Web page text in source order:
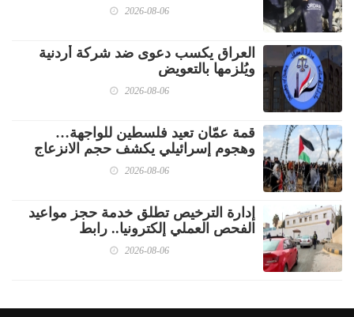
2026-08-06
العراق يكسب دعوى ضد شركة أردنية
ويُلزمها بالتعويض
2026-08-06
قمة عمّان تعيد فلسطين للواجهة…
وهجوم إسرائيلي يكشف حجم الانزعاج
2026-08-06
إدارة الترخيص تطلق خدمة حجز مواعيد
الفحص العملي إلكترونيا.. رابط
2026-08-06